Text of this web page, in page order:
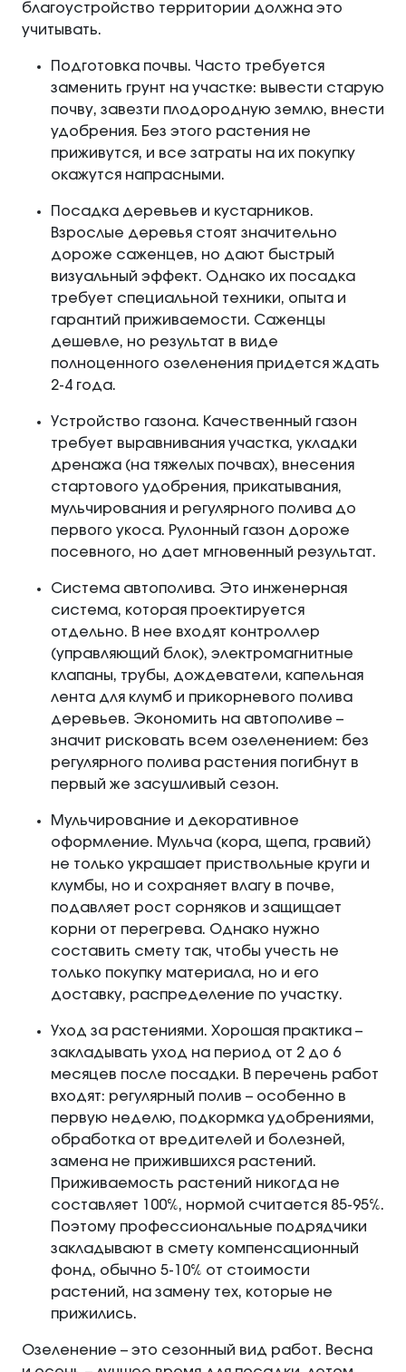
благоустройство территории должна это
учитывать.
Подготовка почвы. Часто требуется
заменить грунт на участке: вывести старую
почву, завезти плодородную землю, внести
удобрения. Без этого растения не
приживутся, и все затраты на их покупку
окажутся напрасными.
Посадка деревьев и кустарников.
Взрослые деревья стоят значительно
дороже саженцев, но дают быстрый
визуальный эффект. Однако их посадка
требует специальной техники, опыта и
гарантий приживаемости. Саженцы
дешевле, но результат в виде
полноценного озеленения придется ждать
2-4 года.
Устройство газона. Качественный газон
требует выравнивания участка, укладки
дренажа (на тяжелых почвах), внесения
стартового удобрения, прикатывания,
мульчирования и регулярного полива до
первого укоса. Рулонный газон дороже
посевного, но дает мгновенный результат.
Система автополива. Это инженерная
система, которая проектируется
отдельно. В нее входят контроллер
(управляющий блок), электромагнитные
клапаны, трубы, дождеватели, капельная
лента для клумб и прикорневого полива
деревьев. Экономить на автополиве –
значит рисковать всем озеленением: без
регулярного полива растения погибнут в
первый же засушливый сезон.
Мульчирование и декоративное
оформление. Мульча (кора, щепа, гравий)
не только украшает приствольные круги и
клумбы, но и сохраняет влагу в почве,
подавляет рост сорняков и защищает
корни от перегрева. Однако нужно
составить смету так, чтобы учесть не
только покупку материала, но и его
доставку, распределение по участку.
Уход за растениями. Хорошая практика –
закладывать уход на период от 2 до 6
месяцев после посадки. В перечень работ
входят: регулярный полив – особенно в
первую неделю, подкормка удобрениями,
обработка от вредителей и болезней,
замена не прижившихся растений.
Приживаемость растений никогда не
составляет 100%, нормой считается 85-95%.
Поэтому профессиональные подрядчики
закладывают в смету компенсационный
фонд, обычно 5-10% от стоимости
растений, на замену тех, которые не
прижились.
Озеленение – это сезонный вид работ. Весна